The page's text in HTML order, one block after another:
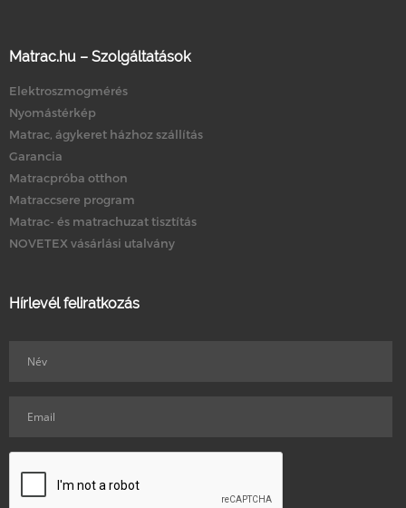
Matrac.hu – Szolgáltatások
Elektroszmogmérés
Nyomástérkép
Matrac, ágykeret házhoz szállítás
Garancia
Matracpróba otthon
Matraccsere program
Matrac- és matrachuzat tisztítás
NOVETEX vásárlási utalvány
Hírlevél feliratkozás